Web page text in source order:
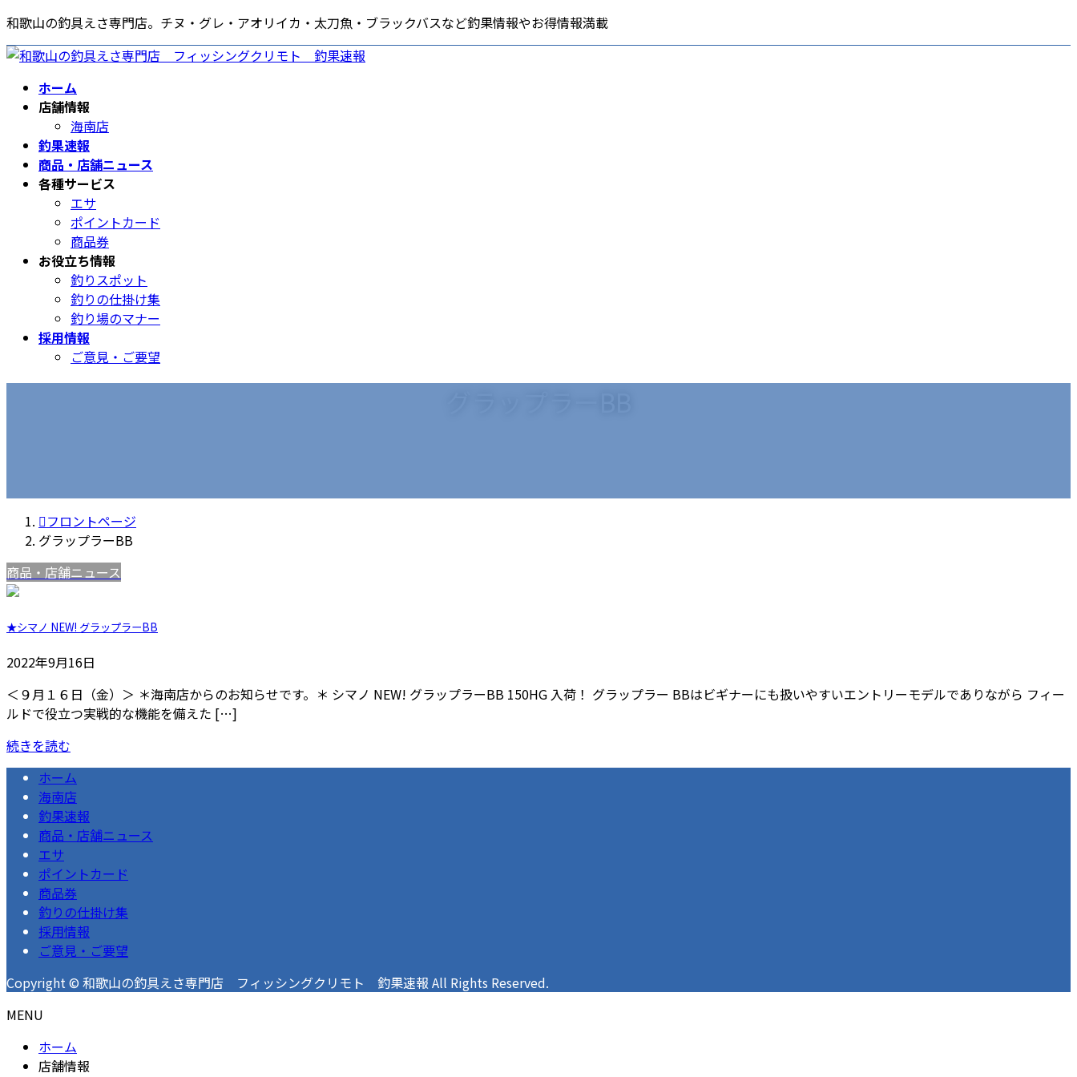
コ
ン
テ
ナ
ビ
ゲ
和歌山の釣具えさ専門店。チヌ・グレ・アオリイカ・太刀魚・ブラックバスなど釣果情報やお得情報満載
ホーム
店舗情報
海南店
釣果速報
商品・店舗ニュース
各種サービス
エサ
ポイントカード
商品券
お役立ち情報
釣りスポット
釣りの仕掛け集
釣り場のマナー
採用情報
ご意見・ご要望
フロントページ
グラップラーBB
商品・店舗ニュース
★シマノ NEW! グラップラーBB
2022年9月16日
＜９月１６日（金）＞ ＊海南店からのお知らせです。＊ シマノ NEW! グラップラーBB 150HG 入荷！ グラップラー BBはビギナーにも扱いやすいエントリーモデルでありながら フィー
ルドで役立つ実戦的な機能を備えた […]
続きを読む
ホーム
海南店
釣果速報
商品・店舗ニュース
エサ
ポイントカード
商品券
釣りの仕掛け集
採用情報
ご意見・ご要望
Copyright © 和歌山の釣具えさ専門店 フィッシングクリモト 釣果速報 All Rights Reserved.
MENU
ホーム
店舗情報